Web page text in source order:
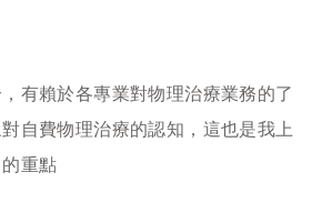
有賴於各專業對物理治療業務的了
自費物理治療的認知，這也是我上
重點